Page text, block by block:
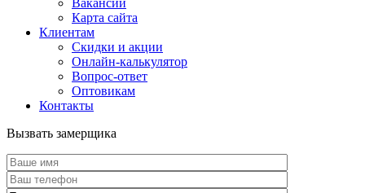
Вакансии
Карта сайта
Клиентам
Скидки и акции
Онлайн-калькулятор
Вопрос-ответ
Оптовикам
Контакты
Вызвать замерщика